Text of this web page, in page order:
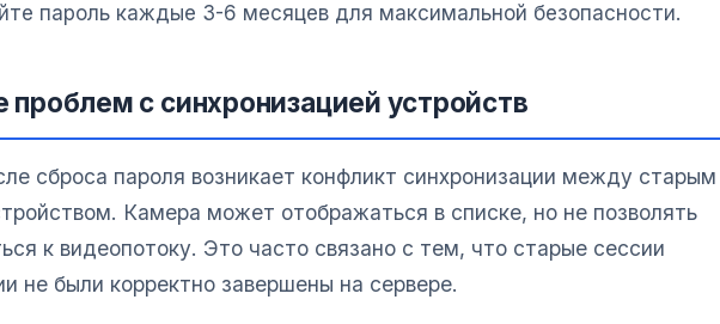
пароль каждые 3-6 месяцев для максимальной безопасности.
проблем с синхронизацией устройств
сброса пароля возникает конфликт синхронизации между старым
Камера может отображаться в списке, но не позволять
к видеопотоку. Это часто связано с тем, что старые сессии
не были корректно завершены на сервере.